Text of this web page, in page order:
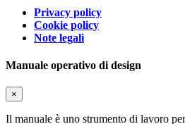
Privacy policy
Cookie policy
Note legali
Manuale operativo di design
×
Il manuale è uno strumento di lavoro